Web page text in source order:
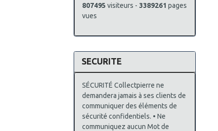
807495 visiteurs - 3389261 pages
vues
SECURITE
SÉCURITÉ Collectpierre ne
demandera jamais à ses clients de
communiquer des éléments de
sécurité confidentiels. • Ne
communiquez aucun Mot de